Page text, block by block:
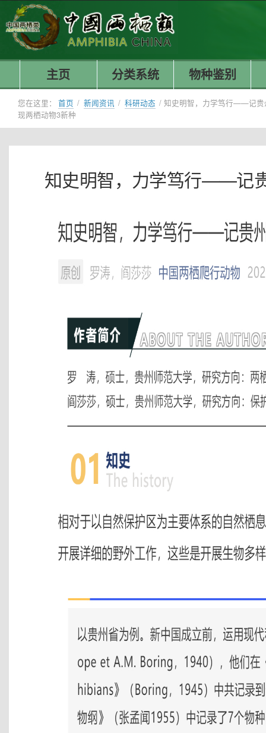
主页 分类系统 物种鉴别
您在这里： 首页 / 新闻资讯 / 科研动态 / 知史明智，力学笃行——记贵
现两栖动物3新种
知史明智，力学笃行——记